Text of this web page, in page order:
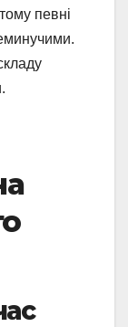
певні